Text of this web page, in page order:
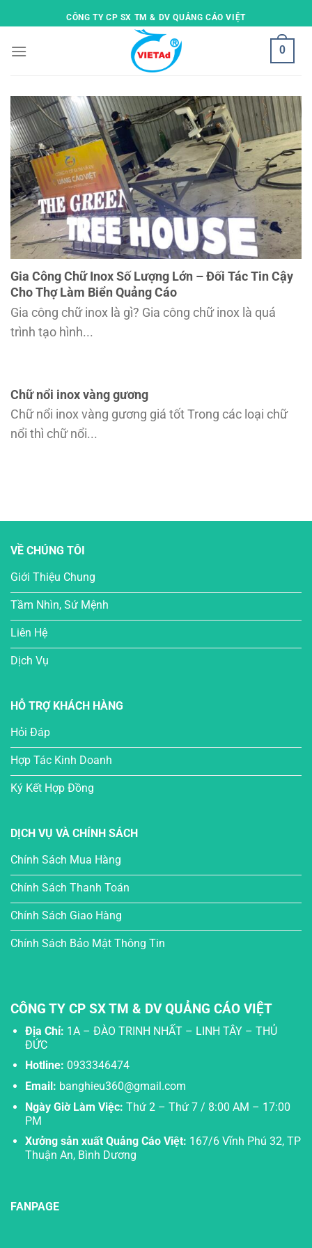
to
CÔNG TY CP SX TM & DV QUẢNG CÁO VIỆT
0
Gia Công Chữ Inox Số Lượng Lớn – Đối Tác Tin Cậy
Cho Thợ Làm Biển Quảng Cáo
Gia công chữ inox là gì? Gia công chữ inox là quá
trình tạo hình...
Chữ nổi inox vàng gương
Chữ nổi inox vàng gương giá tốt Trong các loại chữ
nổi thì chữ nổi...
VỀ CHÚNG TÔI
Giới Thiệu Chung
Tầm Nhìn, Sứ Mệnh
Liên Hệ
Dịch Vụ
HỖ TRỢ KHÁCH HÀNG
Hỏi Đáp
Hợp Tác Kinh Doanh
Ký Kết Hợp Đồng
DỊCH VỤ VÀ CHÍNH SÁCH
Chính Sách Mua Hàng
Chính Sách Thanh Toán
Chính Sách Giao Hàng
Chính Sách Bảo Mật Thông Tin
CÔNG TY CP SX TM & DV QUẢNG CÁO VIỆT
Địa Chỉ: 1A – ĐÀO TRINH NHẤT – LINH TÂY – THỦ
ĐỨC
Hotline: 0933346474
Email: banghieu360@gmail.com
Ngày Giờ Làm Việc: Thứ 2 – Thứ 7 / 8:00 AM – 17:00
PM
Xưởng sản xuất Quảng Cáo Việt: 167/6 Vĩnh Phú 32, TP
Thuận An, Bình Dương
FANPAGE